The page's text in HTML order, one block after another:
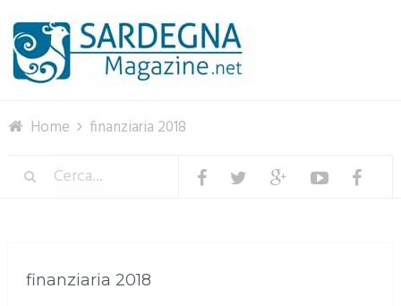
Home finanziaria 2018
finanziaria 2018